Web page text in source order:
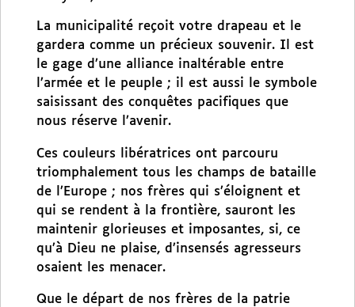
La municipalité reçoit votre drapeau et le
gardera comme un précieux souvenir. Il est
le gage d’une alliance inaltérable entre
l’armée et le peuple ; il est aussi le symbole
saisissant des conquêtes pacifiques que
nous réserve l’avenir.
Ces couleurs libératrices ont parcouru
triomphalement tous les champs de bataille
de l’Europe ; nos frères qui s’éloignent et
qui se rendent à la frontière, sauront les
maintenir glorieuses et imposantes, si, ce
qu’à Dieu ne plaise, d’insensés agresseurs
osaient les menacer.
Que le départ de nos frères de la patrie